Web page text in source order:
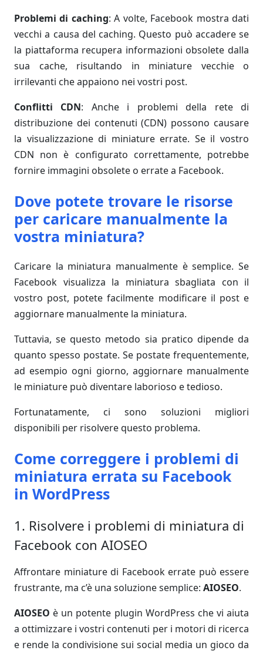
Problemi di caching: A volte, Facebook mostra dati
vecchi a causa del caching. Questo può accadere se
la piattaforma recupera informazioni obsolete dalla
sua cache, risultando in miniature vecchie o
irrilevanti che appaiono nei vostri post.
Conflitti CDN: Anche i problemi della rete di
distribuzione dei contenuti (CDN) possono causare
la visualizzazione di miniature errate. Se il vostro
CDN non è configurato correttamente, potrebbe
fornire immagini obsolete o errate a Facebook.
Dove potete trovare le risorse
per caricare manualmente la
vostra miniatura?
Caricare la miniatura manualmente è semplice. Se
Facebook visualizza la miniatura sbagliata con il
vostro post, potete facilmente modificare il post e
aggiornare manualmente la miniatura.
Tuttavia, se questo metodo sia pratico dipende da
quanto spesso postate. Se postate frequentemente,
ad esempio ogni giorno, aggiornare manualmente
le miniature può diventare laborioso e tedioso.
Fortunatamente, ci sono soluzioni migliori
disponibili per risolvere questo problema.
Come correggere i problemi di
miniatura errata su Facebook
in WordPress
1. Risolvere i problemi di miniatura di
Facebook con AIOSEO
Affrontare miniature di Facebook errate può essere
frustrante, ma c’è una soluzione semplice: AIOSEO.
AIOSEO è un potente plugin WordPress che vi aiuta
a ottimizzare i vostri contenuti per i motori di ricerca
e rende la condivisione sui social media un gioco da